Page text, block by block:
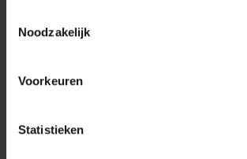
Noodzakelijk
Voorkeuren
Statistieken
Cannenburch Geel
optimale mix van natuurlijke
Gesloten toplaag van 100%
een fluweelzachte uitstraling.